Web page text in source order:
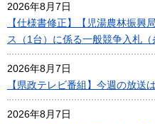
2026年8月7日
【仕様書修正】【児湯農林振興
ス（1台）に係る一般競争入札
2026年8月7日
【県政テレビ番組】今週の放送
2026年8月7日